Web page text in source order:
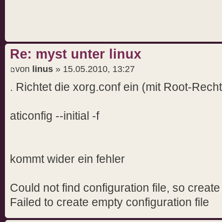
Re: myst unter linux
von linus » 15.05.2010, 13:27
. Richtet die xorg.conf ein (mit Root-
aticonfig --initial -f
kommt wider ein fehler
Could not find configuration file, so
Failed to create empty configuration file